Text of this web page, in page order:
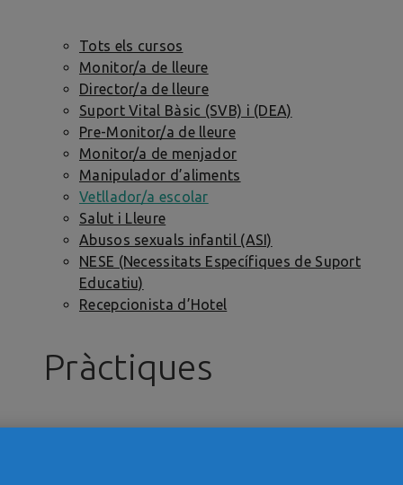
Tots els cursos
Monitor/a de lleure
Director/a de lleure
Suport Vital Bàsic (SVB) i (DEA)
Pre-Monitor/a de lleure
Monitor/a de menjador
Manipulador d’aliments
Vetllador/a escolar
Salut i Lleure
Abusos sexuals infantil (ASI)
NESE (Necessitats Específiques de Suport
Educatiu)
Recepcionista d’Hotel
Pràctiques